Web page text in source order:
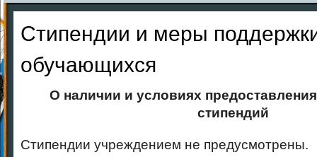
Стипендии и меры
обучающихся
О наличии и условиях
стипендий
Стипендии учреждением не предусмотрены.